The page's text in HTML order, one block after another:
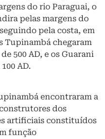
do rio Paraguai, o
pelas margens do
pela costa, em
Tupinambá chegaram
500 AD, e os Guarani
AD.
encontraram a
dos
artificiais constituídos
função